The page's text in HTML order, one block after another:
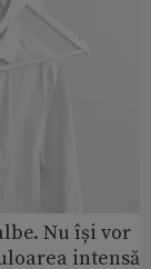
Nu își vor
intensă